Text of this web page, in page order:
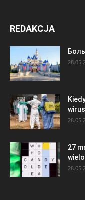
REDAKCJA
27